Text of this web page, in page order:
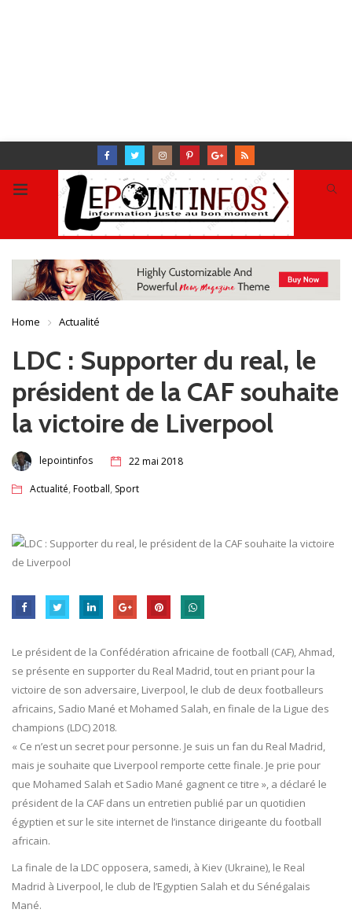
Home Actualité
LDC : Supporter du real, le
président de la CAF souhaite
la victoire de Liverpool
lepointinfos 22 mai 2018
Actualité,Football, Sport
Le président de la Confédération africaine de football (CAF), Ahmad,
se présente en supporter du Real Madrid, tout en priant pour la
victoire de son adversaire, Liverpool, le club de deux footballeurs
africains, Sadio Mané et Mohamed Salah, en finale de la Ligue des
champions (LDC) 2018.
« Ce n’est un secret pour personne. Je suis un fan du Real Madrid,
mais je souhaite que Liverpool remporte cette finale. Je prie pour
que Mohamed Salah et Sadio Mané gagnent ce titre », a déclaré le
président de la CAF dans un entretien publié par un quotidien
égyptien et sur le site internet de l’instance dirigeante du football
africain.
La finale de la LDC opposera, samedi, à Kiev (Ukraine), le Real
Madrid à Liverpool, le club de l’Egyptien Salah et du Sénégalais
Mané.